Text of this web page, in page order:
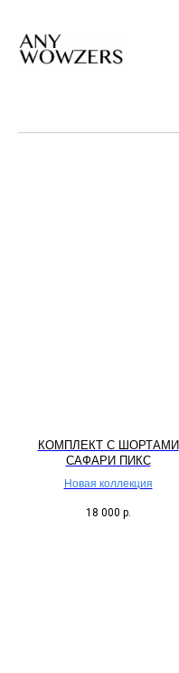
КОМПЛЕКТ С ШОРТАМИ
САФАРИ ПИКС
Новая коллекция
18 000 р.